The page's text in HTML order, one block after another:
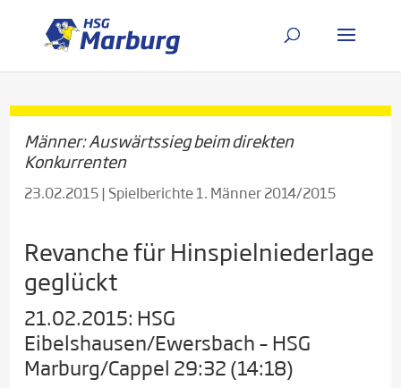
Männer: Auswärtssieg beim direkten
Konkurrenten
23.02.2015| Spielberichte 1. Männer 2014/2015
Revanche für Hinspielniederlage
geglückt
21.02.2015: HSG
Eibelshausen/Ewersbach – HSG
Marburg/Cappel 29:32 (14:18)